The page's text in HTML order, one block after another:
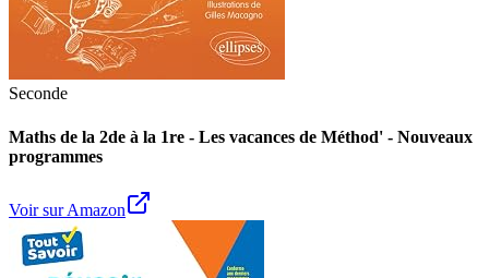
Seconde
Maths de la 2de à la 1re - Les vacances de Méthod' - Nouveaux
programmes
Voir sur Amazon